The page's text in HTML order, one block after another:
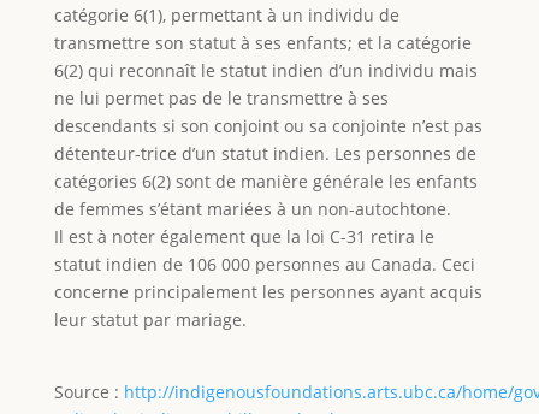
catégorie 6(1), permettant à un individu de
transmettre son statut à ses enfants; et la catégorie
6(2) qui reconnaît le statut indien d’un individu mais
ne lui permet pas de le transmettre à ses
descendants si son conjoint ou sa conjointe n’est pas
détenteur-trice d’un statut indien. Les personnes de
catégories 6(2) sont de manière générale les enfants
de femmes s’étant mariées à un non-autochtone.
Il est à noter également que la loi C-31 retira le
statut indien de 106 000 personnes au Canada. Ceci
concerne principalement les personnes ayant acquis
leur statut par mariage.
Source : http://indigenousfoundations.arts.ubc.ca/home/